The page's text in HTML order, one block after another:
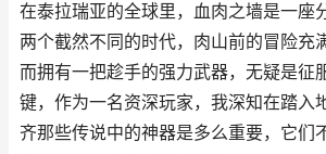
在泰拉瑞亚的全球里，血肉之墙是一座
两个截然不同的时代，肉山前的冒险充
而拥有一把趁手的强力武器，无疑是征
键，作为一名资深玩家，我深知在踏入
齐那些传说中的神器是多么重要，它们